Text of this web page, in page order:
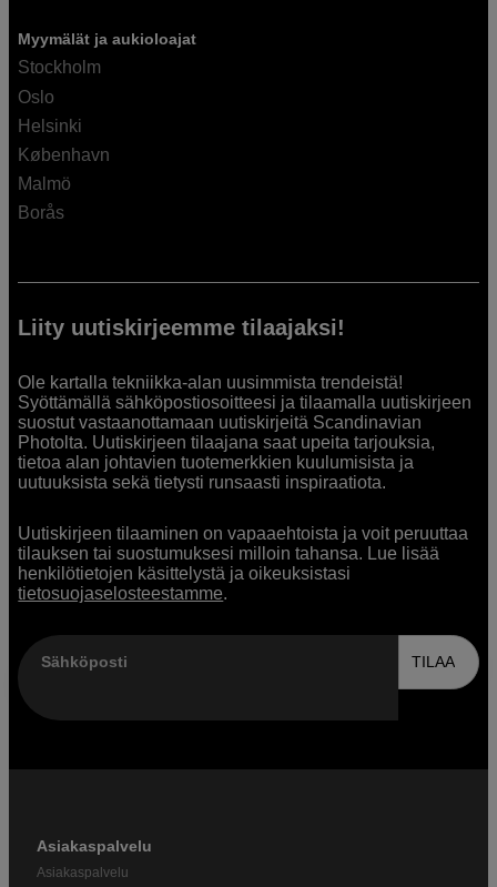
Myymälät ja aukioloajat
Stockholm
Oslo
Helsinki
København
Malmö
Borås
Liity uutiskirjeemme tilaajaksi!
Ole kartalla tekniikka-alan uusimmista trendeistä!
Syöttämällä sähköpostiosoitteesi ja tilaamalla uutiskirjeen
suostut vastaanottamaan uutiskirjeitä Scandinavian
Photolta. Uutiskirjeen tilaajana saat upeita tarjouksia,
tietoa alan johtavien tuotemerkkien kuulumisista ja
uutuuksista sekä tietysti runsaasti inspiraatiota.
Uutiskirjeen tilaaminen on vapaaehtoista ja voit peruuttaa
tilauksen tai suostumuksesi milloin tahansa. Lue lisää
henkilötietojen käsittelystä ja oikeuksistasi
tietosuojaselosteestamme.
Sähköposti TILAA
Asiakaspalvelu
Asiakaspalvelu